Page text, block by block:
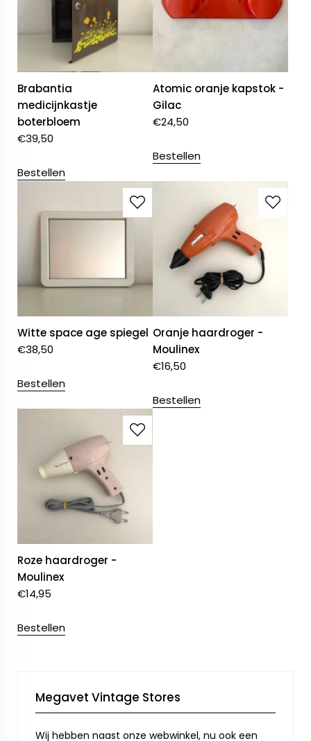
Brabantia
medicijnkastje
boterbloem
€39,50
Bestellen
Atomic oranje kapstok -
Gilac
€24,50
Bestellen
Witte space age spiegel
€38,50
Bestellen
Oranje haardroger -
Moulinex
€16,50
Bestellen
Roze haardroger -
Moulinex
€14,95
Bestellen
Megavet Vintage Stores
Wij hebben naast onze webwinkel, nu ook een